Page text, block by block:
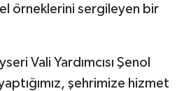
örneklerini sergileyen bir
Vali Yardımcısı Şenol
şehrimize hizmet